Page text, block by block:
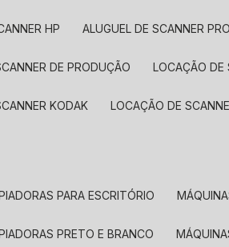
HP ALUGUEL DE SCANNER
DE PRODUÇÃO LOCAÇÃO
KODAK LOCAÇÃO DE
PARA ESCRITÓRIO
PRETO E BRANCO